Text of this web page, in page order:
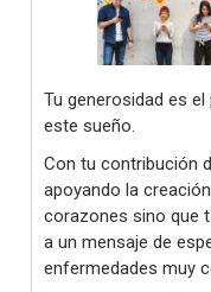
Tu generosidad es
este sueño.
Con tu contribución
apoyando la
corazones sino que
a un mensaje de
enfermedades muy